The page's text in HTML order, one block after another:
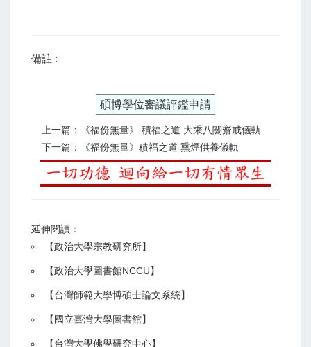
備註 :
碩博學位審議評鑑申請
上一篇：《福份無量》 積福之道 大乘八關齋戒儀軌
下一篇：《福份無量》積福之道 熏煙供養儀軌
延伸閱讀：
【政治大學宗教研究所】
【政治大學圖書館NCCU】
【台灣師範大學博碩士論文系統】
【 國立臺灣大學圖書館】
【台灣大學佛學研究中心】